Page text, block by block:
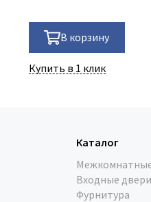
В корзину
Купить в 1 клик
Каталог
Входные двери
Фурнитура